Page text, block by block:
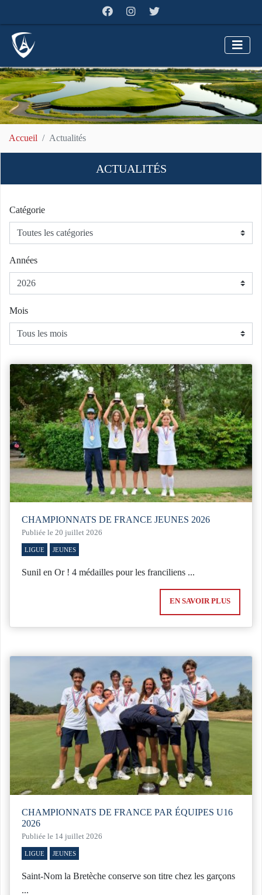
Accueil Actualités
ACTUALITÉS
Catégorie
Années
Mois
CHAMPIONNATS DE FRANCE JEUNES 2026
Publiée le 20 juillet 2026
LIGUE JEUNES
Sunil en Or ! 4 médailles pour les franciliens ...
EN SAVOIR PLUS
CHAMPIONNATS DE FRANCE PAR ÉQUIPES U16
2026
Publiée le 14 juillet 2026
LIGUE JEUNES
Saint-Nom la Bretèche conserve son titre chez les garçons
...